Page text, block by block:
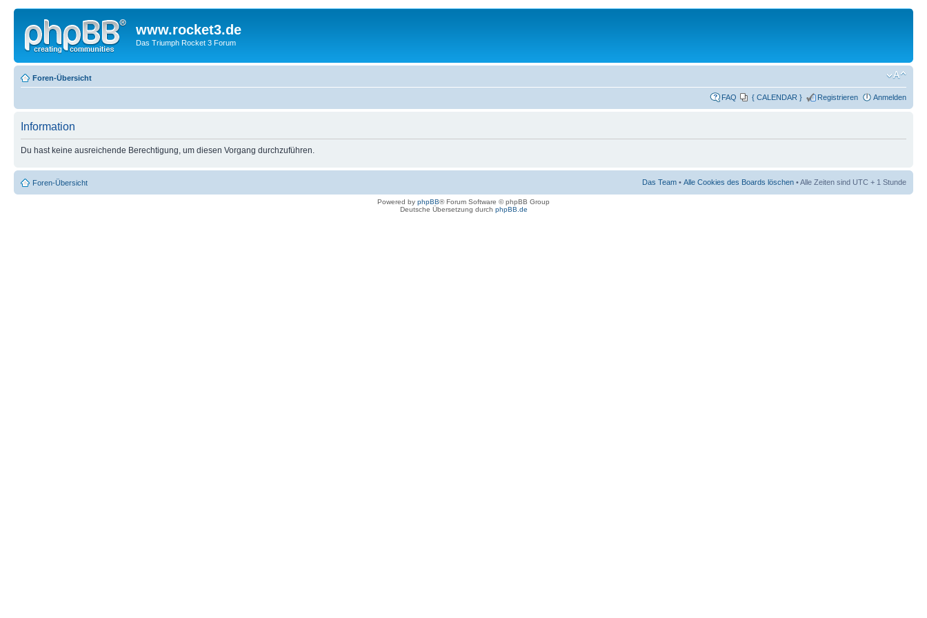
www.rocket3.de
Das Triumph Rocket 3 Forum
Foren-Übersicht
FAQ { CALENDAR } Registrieren Anmelden
Information
Du hast keine ausreichende Berechtigung, um diesen Vorgang durchzuführen.
Foren-Übersicht Das Team • Alle Cookies des Boards löschen • Alle Zeiten sind UTC + 1 Stunde
Powered by phpBB® Forum Software © phpBB Group
Deutsche Übersetzung durch phpBB.de